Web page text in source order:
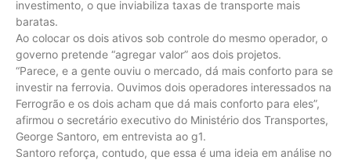
investimento, o que inviabiliza taxas de transporte mais
baratas.
Ao colocar os dois ativos sob controle do mesmo operador, o
governo pretende “agregar valor” aos dois projetos.
“Parece, e a gente ouviu o mercado, dá mais conforto para se
investir na ferrovia. Ouvimos dois operadores interessados na
Ferrogrão e os dois acham que dá mais conforto para eles”,
afirmou o secretário executivo do Ministério dos Transportes,
George Santoro, em entrevista ao g1.
Santoro reforça, contudo, que essa é uma ideia em análise no